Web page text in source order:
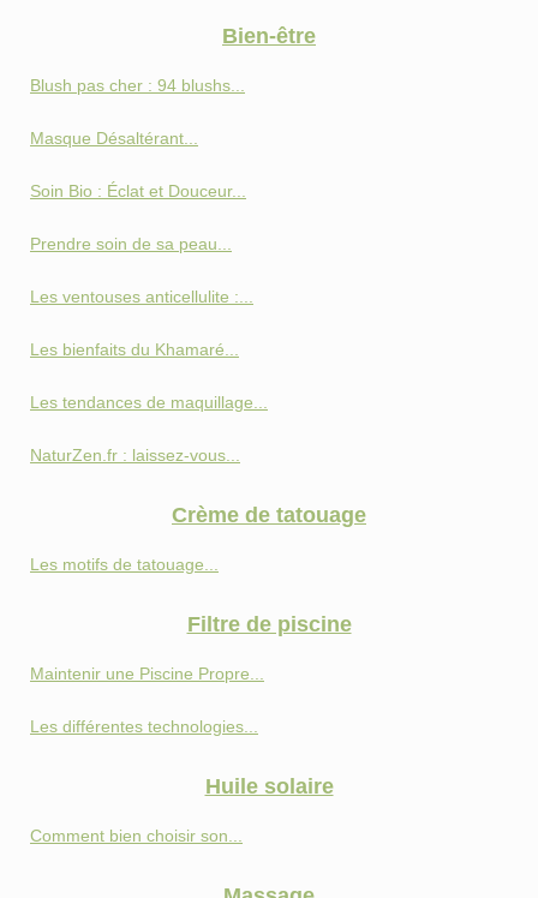
Bien-être
Blush pas cher : 94 blushs...
Masque Désaltérant...
Soin Bio : Éclat et Douceur...
Prendre soin de sa peau...
Les ventouses anticellulite :...
Les bienfaits du Khamaré...
Les tendances de maquillage...
NaturZen.fr : laissez-vous...
Crème de tatouage
Les motifs de tatouage...
Filtre de piscine
Maintenir une Piscine Propre...
Les différentes technologies...
Huile solaire
Comment bien choisir son...